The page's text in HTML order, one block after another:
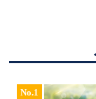
No.1